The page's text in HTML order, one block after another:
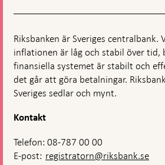
Riksbanken är Sveriges centralbank.
inflationen är låg och stabil över
finansiella systemet är stabilt och
det går att göra betalningar.
Sveriges sedlar och mynt.
Kontakt
Telefon: 08-787 00 00
E-post: registratorn@riksbank.se